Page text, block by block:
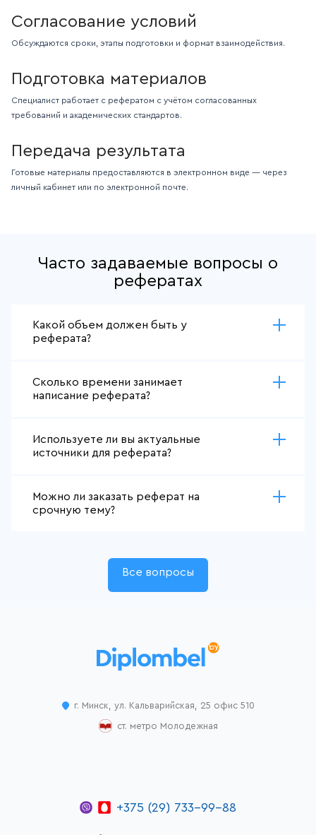
Согласование условий
Обсуждаются сроки, этапы подготовки и формат взаимодействия.
Подготовка материалов
Специалист работает с рефератом с учётом согласованных
требований и академических стандартов.
Передача результата
Готовые материалы предоставляются в электронном виде — через
личный кабинет или по электронной почте.
Часто задаваемые вопросы о
рефератах
Какой объем должен быть у
реферата?
Сколько времени занимает
написание реферата?
Используете ли вы актуальные
источники для реферата?
Можно ли заказать реферат на
срочную тему?
Все вопросы
г. Минск, ул. Кальварийская, 25 офис 510
ст. метро Молодежная
+375 (29) 733-99-88